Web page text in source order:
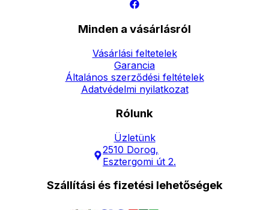
Minden a vásárlásról
Vásárlási feltetelek
Garancia
Általános szerződési feltételek
Adatvédelmi nyilatkozat
Rólunk
Üzletünk
2510 Dorog,
Esztergomi út 2.
Szállítási és fizetési lehetőségek